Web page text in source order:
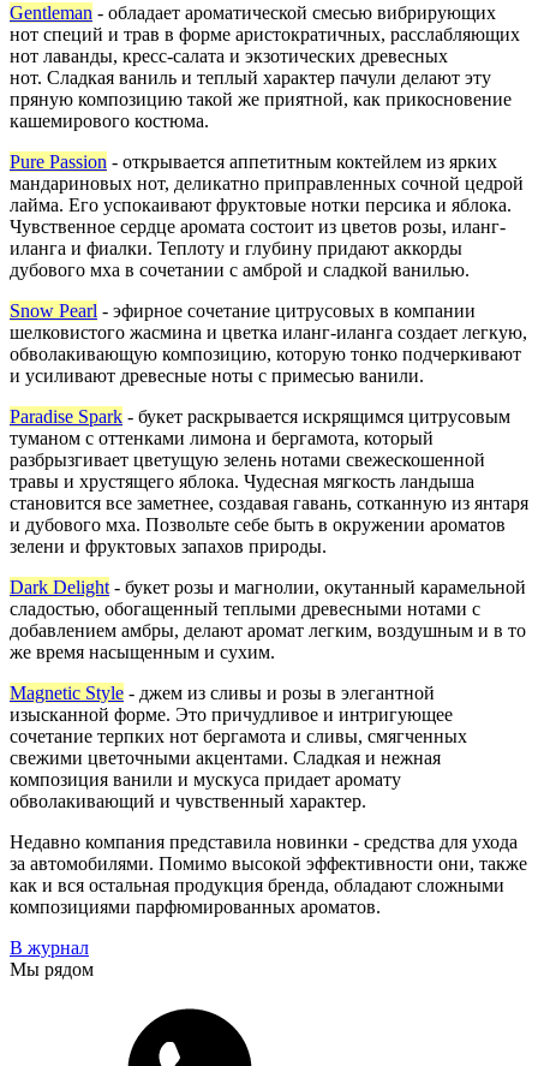
Gentleman - обладает ароматической смесью вибрирующих
нот специй и трав в форме аристократичных, расслабляющих
нот лаванды, кресс-салата и экзотических древесных
нот. Сладкая ваниль и теплый характер пачули делают эту
пряную композицию такой же приятной, как прикосновение
кашемирового костюма.
Pure Passion - открывается аппетитным коктейлем из ярких
мандариновых нот, деликатно приправленных сочной цедрой
лайма. Его успокаивают фруктовые нотки персика и яблока.
Чувственное сердце аромата состоит из цветов розы, иланг-
иланга и фиалки. Теплоту и глубину придают аккорды
дубового мха в сочетании с амброй и сладкой ванилью.
Snow Pearl - эфирное сочетание цитрусовых в компании
шелковистого жасмина и цветка иланг-иланга создает легкую,
обволакивающую композицию, которую тонко подчеркивают
и усиливают древесные ноты с примесью ванили.
Paradise Spark - букет раскрывается искрящимся цитрусовым
туманом с оттенками лимона и бергамота, который
разбрызгивает цветущую зелень нотами свежескошенной
травы и хрустящего яблока. Чудесная мягкость ландыша
становится все заметнее, создавая гавань, сотканную из янтаря
и дубового мха. Позвольте себе быть в окружении ароматов
зелени и фруктовых запахов природы.
Dark Delight - букет розы и магнолии, окутанный карамельной
сладостью, обогащенный теплыми древесными нотами с
добавлением амбры, делают аромат легким, воздушным и в то
же время насыщенным и сухим.
Magnetic Style - джем из сливы и розы в элегантной
изысканной форме. Это причудливое и интригующее
сочетание терпких нот бергамота и сливы, смягченных
свежими цветочными акцентами. Сладкая и нежная
композиция ванили и мускуса придает аромату
обволакивающий и чувственный характер.
Недавно компания представила новинки - средства для ухода
за автомобилями. Помимо высокой эффективности они, также
как и вся остальная продукция бренда, обладают сложными
композициями парфюмированных ароматов.
В журнал
Мы рядом